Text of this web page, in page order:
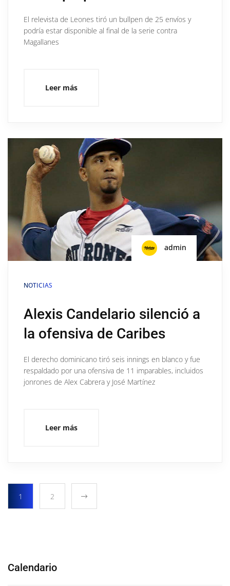
El relevista de Leones tiró un bullpen de 25 envíos y
podría estar disponible al final de la serie contra
Magallanes
Leer más
admin
NOTICIAS
Alexis Candelario silenció a
la ofensiva de Caribes
El derecho dominicano tiró seis innings en blanco y fue
respaldado por una ofensiva de 11 imparables, incluidos
jonrones de Alex Cabrera y José Martínez
Leer más
1 2
Calendario